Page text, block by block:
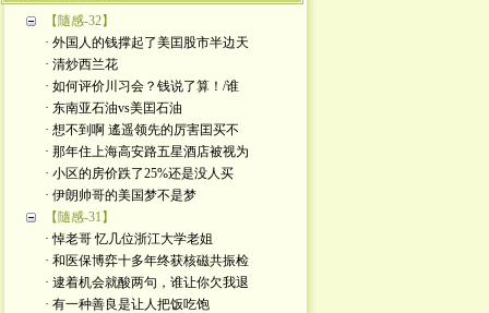
【隨感-32】
· 外国人的钱撑起了美囯股市半边天
· 清炒西兰花
· 如何评价川习会？钱说了算！/谁
· 东南亚石油vs美囯石油
· 想不到啊 遙遥领先的厉害囯买不
· 那年住上海高安路五星酒店被视为
· 小区的房价跌了25%还是没人买
· 伊朗帅哥的美国梦不是梦
【隨感-31】
· 悼老哥 忆几位浙江大学老姐
· 和医保博弈十多年终获核磁共振检
· 逮着机会就酸两句，谁让你欠我退
· 有一种善良是让人把饭吃饱